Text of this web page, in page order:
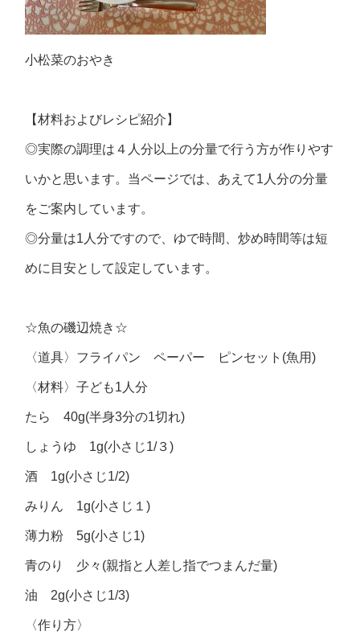
小松菜のおやき
【材料およびレシピ紹介】
◎実際の調理は４人分以上の分量で行う方が作りやす
いかと思います。当ページでは、あえて1人分の分量
をご案内しています。
◎分量は1人分ですので、ゆで時間、炒め時間等は短
めに目安として設定しています。
☆魚の磯辺焼き☆
〈道具〉フライパン ペーパー ピンセット(魚用)
〈材料〉子ども1人分
たら 40g(半身3分の1切れ)
しょうゆ 1g(小さじ1/３)
酒 1g(小さじ1/2)
みりん 1g(小さじ１)
薄力粉 5g(小さじ1)
青のり 少々(親指と人差し指でつまんだ量)
油 2g(小さじ1/3)
〈作り方〉